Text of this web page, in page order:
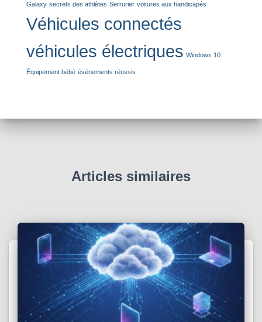
Galaxy secrets des athlètes Serrurier voitures aux handicapés
Véhicules connectés
véhicules électriques Windows 10
Équipement bébé événements réussis
Articles similaires